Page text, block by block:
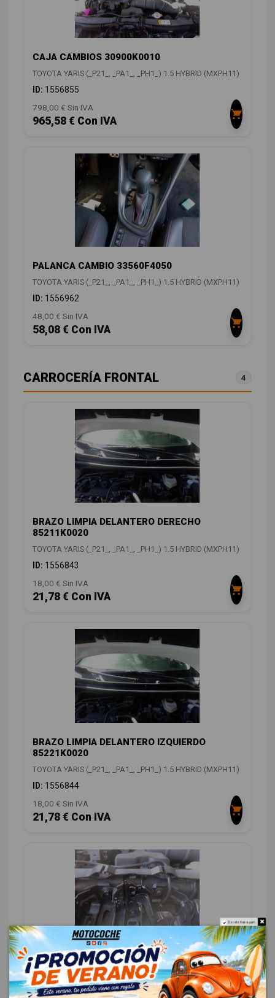
CAJA CAMBIOS 30900K0010
TOYOTA YARIS (_P21_, _PA1_, _PH1_) 1.5 HYBRID (MXPH11)
ID: 1556855
798,00 € Sin IVA
965,58 € Con IVA
PALANCA CAMBIO 33560F4050
TOYOTA YARIS (_P21_, _PA1_, _PH1_) 1.5 HYBRID (MXPH11)
ID: 1556962
48,00 € Sin IVA
58,08 € Con IVA
CARROCERÍA FRONTAL 4
BRAZO LIMPIA DELANTERO DERECHO
85211K0020
TOYOTA YARIS (_P21_, _PA1_, _PH1_) 1.5 HYBRID (MXPH11)
ID: 1556843
18,00 € Sin IVA
21,78 € Con IVA
BRAZO LIMPIA DELANTERO IZQUIERDO
85221K0020
TOYOTA YARIS (_P21_, _PA1_, _PH1_) 1.5 HYBRID (MXPH11)
ID: 1556844
18,00 € Sin IVA
21,78 € Con IVA
CERRADURA CAPO 53510K0050
TOYOTA YARIS (_P21_, _PA1_, _PH1_) 1.5 HYBRID (MXPH11)
ID:1556867
Do not show again.